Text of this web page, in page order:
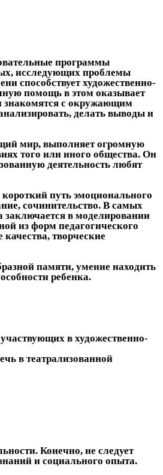
программы
исследующих проблемы
способствует художественно-
помощь в этом оказывает
знакомятся с окружающим
делать выводы и
мир, выполняет огромную
того или иного общества. Он
деятельность любят
путь эмоционального
сочинительство. В самых
заключается в моделировании
из форм педагогического
творческие
памяти, умение находить
ребенка.
в художественно-
в театрализованной
Конечно, не следует
и социального опыта.